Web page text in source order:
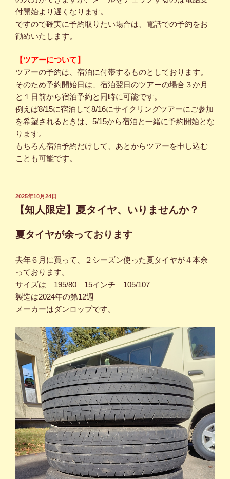
付開始より遅くなります。
ですので確実に予約取りたい場合は、電話での予約をお
勧めいたします。
【ツアーについて】
ツアーの予約は、宿泊に付帯するものとしております。
そのため予約開始日は、宿泊翌日のツアーの場合３か月
と１日前から宿泊予約と同時に可能です。
例えば8/15に宿泊して8/16にサイクリングツアーにご参加
を希望されるときは、5/15から宿泊と一緒に予約開始とな
ります。
もちろん宿泊予約だけして、あとからツアーを申し込む
ことも可能です。
投
日:
2025年10月24日
【知人限定】夏タイヤ、いりませんか？
夏タイヤが余っております
去年６月に買って、２シーズン使った夏タイヤが４本余
っております。
サイズは 195/80 15インチ 105/107
製造は2024年の第12週
メーカーはダンロップです。